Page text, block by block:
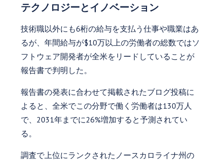
テクノロジーとイノベーション
技術職以外にも6桁の給与を支払う仕事や職業はあ
るが、年間給与が$10万以上の労働者の総数ではソ
フトウェア開発者が全米をリードしていることが
報告書で判明した。
報告書の発表に合わせて掲載されたブログ投稿に
よると、全米でこの分野で働く労働者は130万人
で、2031年までに26%増加すると予測されてい
る。
調査で上位にランクされたノースカロライナ州の